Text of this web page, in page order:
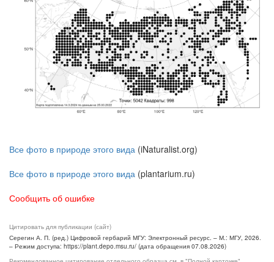
Все фото в природе этого вида (iNaturalist.org)
Все фото в природе этого вида (plantarium.ru)
Сообщить об ошибке
Цитировать для публикации (сайт)
Серегин А. П. (ред.) Цифровой гербарий МГУ: Электронный ресурс. – М.: МГУ, 2026.
– Режим доступа: https://plant.depo.msu.ru/ (дата обращения 07.08.2026)